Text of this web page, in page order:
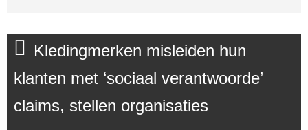
Kledingmerken misleiden hun
klanten met ‘sociaal verantwoorde’
claims, stellen organisaties